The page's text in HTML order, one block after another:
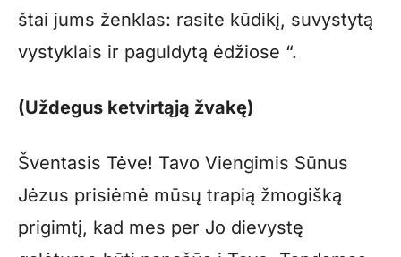
štai jums ženklas: rasite kūdikį, suvystytą
vystyklais ir paguldytą ėdžiose “.
(Uždegus ketvirtąją žvakę)
Šventasis Tėve! Tavo Viengimis Sūnus
Jėzus prisiėmė mūsų trapią žmogišką
prigimtį, kad mes per Jo dievystę